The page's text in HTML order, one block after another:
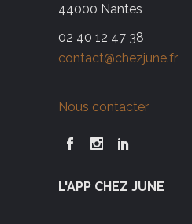
44000 Nantes
02 40 12 47 38
contact@chezjune.fr
Nous contacter
L'APP CHEZ JUNE